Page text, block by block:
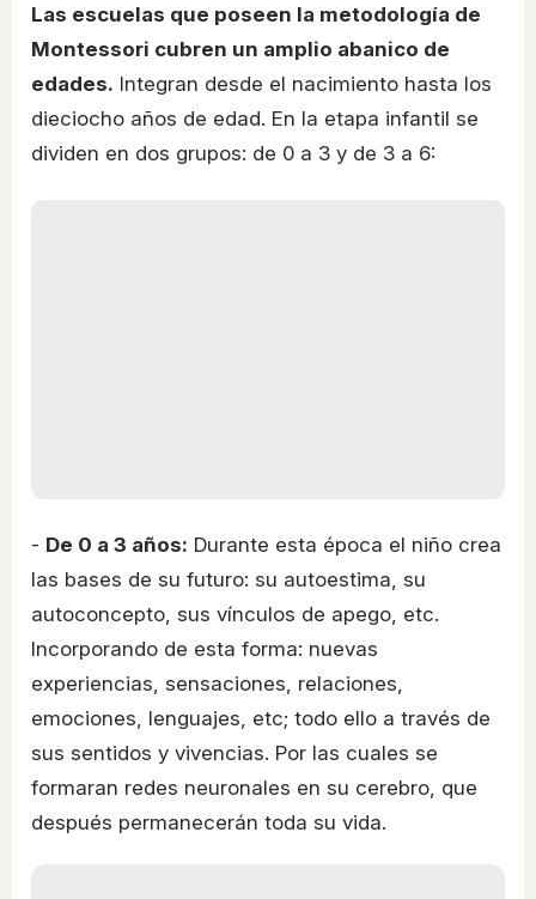
Las escuelas que poseen la metodología de
Montessori cubren un amplio abanico de
edades. Integran desde el nacimiento hasta los
dieciocho años de edad. En la etapa infantil se
dividen en dos grupos: de 0 a 3 y de 3 a 6:
- De 0 a 3 años: Durante esta época el niño crea
las bases de su futuro: su autoestima, su
autoconcepto, sus vínculos de apego, etc.
Incorporando de esta forma: nuevas
experiencias, sensaciones, relaciones,
emociones, lenguajes, etc; todo ello a través de
sus sentidos y vivencias. Por las cuales se
formaran redes neuronales en su cerebro, que
después permanecerán toda su vida.